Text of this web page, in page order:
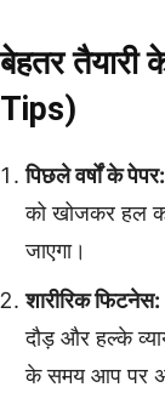
बेहतर तैयारी
Tips)
पिछले वर्षों के पेपर:
को खोजकर हल
जाएगा।
शारीरिक फिटनेस:
दौड़ और हल्के
के समय आप पर